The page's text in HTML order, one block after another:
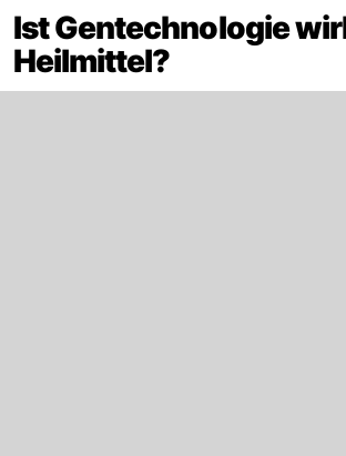
Ist Gentechnologie
Heilmittel?